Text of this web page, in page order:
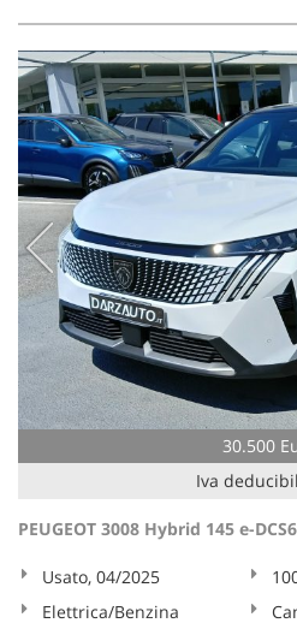
30.500
Iva
PEUGEOT 3008 Hybrid 145 e-
Usato, 04/2025
Elettrica/Benzina